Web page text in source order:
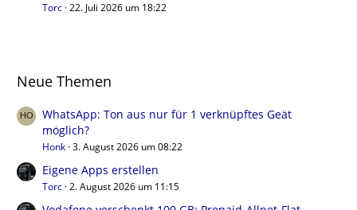
Torc 22. Juli 2026 um 18:22
Neue Themen
WhatsApp: Ton aus nur für 1 verknüpftes Geät
möglich?
Honk 3. August 2026 um 08:22
Eigene Apps erstellen
Torc 2. August 2026 um 11:15